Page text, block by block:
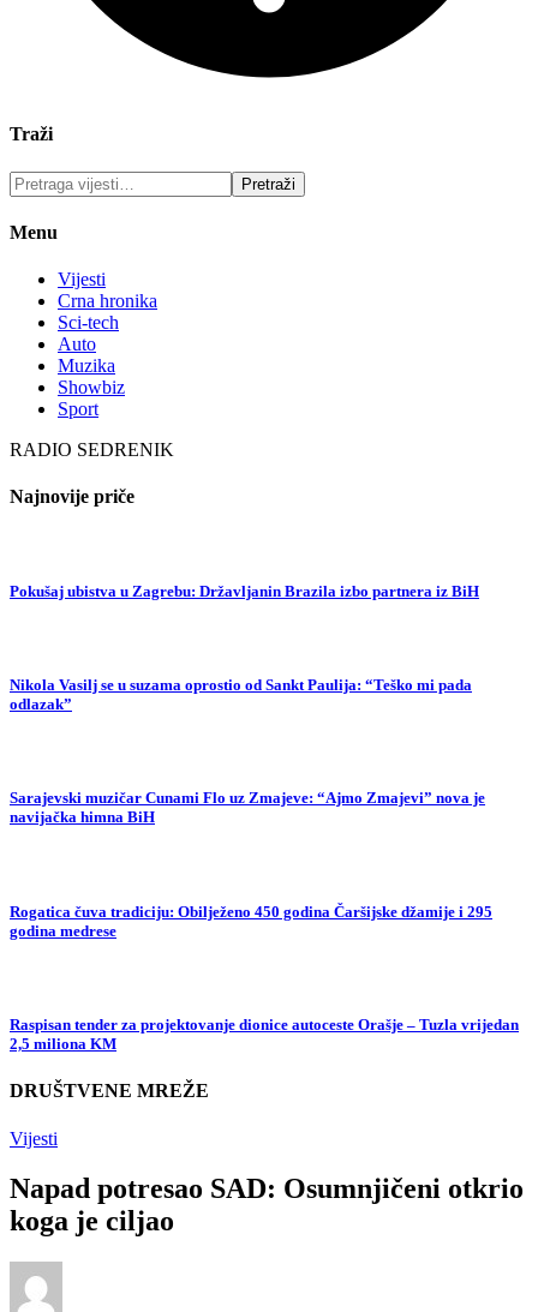
Traži
Menu
Vijesti
Crna hronika
Sci-tech
Auto
Muzika
Showbiz
Sport
RADIO SEDRENIK
Najnovije priče
Pokušaj ubistva u Zagrebu: Državljanin Brazila izbo partnera iz BiH
Nikola Vasilj se u suzama oprostio od Sankt Paulija: “Teško mi pada
odlazak”
Sarajevski muzičar Cunami Flo uz Zmajeve: “Ajmo Zmajevi” nova je
navijačka himna BiH
Rogatica čuva tradiciju: Obilježeno 450 godina Čaršijske džamije i 295
godina medrese
Raspisan tender za projektovanje dionice autoceste Orašje – Tuzla vrijedan
2,5 miliona KM
DRUŠTVENE MREŽE
Vijesti
Napad potresao SAD: Osumnjičeni otkrio
koga je ciljao